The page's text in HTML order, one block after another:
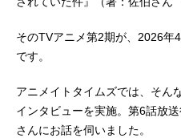
そのTVアニメ第2期が、2026年
です。
アニメイトタイムズでは、そん
インタビューを実施。第6話放
さんにお話を伺いました。